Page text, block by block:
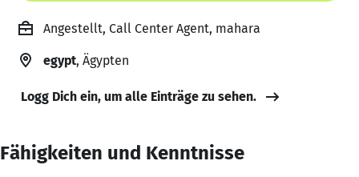
Angestellt, Call Center Agent, mahara
egypt, Ägypten
Logg Dich ein, um alle Einträge zu sehen.
Fähigkeiten und Kenntnisse